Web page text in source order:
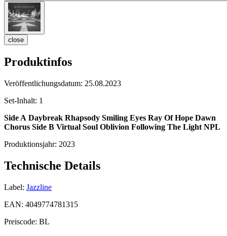
close
Produktinfos
Veröffentlichungsdatum: 25.08.2023
Set-Inhalt: 1
Side A Daybreak Rhapsody Smiling Eyes Ray Of Hope Dawn
Chorus Side B Virtual Soul Oblivion Following The Light NPL
Produktionsjahr: 2023
Technische Details
Label: Jazzline
EAN: 4049774781315
Preiscode: BL